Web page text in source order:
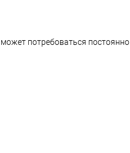
потребоваться постоянно